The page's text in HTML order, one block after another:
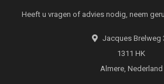
Heeft u vragen of advies nodig, neem
Jacques Brelweg
1311 HK
Almere, Nederland